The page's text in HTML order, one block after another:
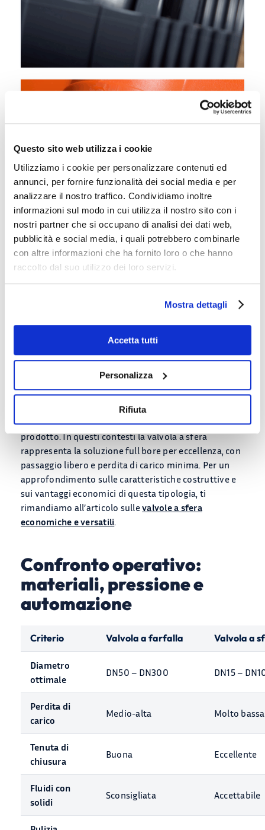
Questo sito web utilizza i cookie
Utilizziamo i cookie per personalizzare contenuti ed
annunci, per fornire funzionalità dei social media e per
analizzare il nostro traffico. Condividiamo inoltre
informazioni sul modo in cui utilizza il nostro sito con i
nostri partner che si occupano di analisi dei dati web,
pubblicità e social media, i quali potrebbero combinarle
con altre informazioni che ha fornito loro o che hanno
raccolto dal suo utilizzo dei loro servizi.
Mostra dettagli
Accetta tutti
Personalizza
Rifiuta
Il range di applicazione ottimale si colloca tra DN15 e
DN100. Oltre questo range, il peso e il costo della
rispetto alla farfalla. In ambito chimico e
farmaceutico, invece, la sfera in PVDF o con sede in
PTFE è spesso la scelta obbligata: garantisce tenuta
bidirezionale, resistenza a temperature e pressioni
più elevate, e nessun rischio di contaminazione del
prodotto. In questi contesti la valvola a sfera
rappresenta la soluzione full bore per eccellenza, con
passaggio libero e perdita di carico minima. Per un
approfondimento sulle caratteristiche costruttive e
sui vantaggi economici di questa tipologia, ti
rimandiamo all’articolo sullevalvole a sfera
economiche e versatili.
Confronto operativo:
materiali, pressione e
automazione
Criterio Valvola a farfalla Valvola a
Diametro
ottimale
DN50 – DN300 DN15 –
Perdita di
carico
Medio-alta Molto bassa
Tenuta di
chiusura
Buona Eccellente
Fluidi con
solidi
Sconsigliata Accettabile